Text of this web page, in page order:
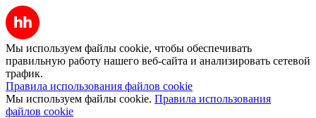
Мы используем файлы cookie, чтобы обеспечивать
правильную работу нашего веб-сайта и анализировать сетевой
трафик.
Правила использования файлов cookie
Мы используем файлы cookie. Правила использования
файлов cookie